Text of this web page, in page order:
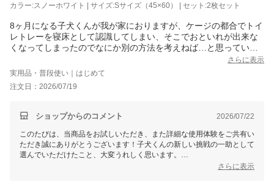
めてまいりますので、また必要な際にはぜひご利用ください。ありがと
うございました！
カラー:スノーホワイト | サイズ:Sサイズ（45×60） | セット:2枚セット
8ヶ月になる子犬くんが我が家におりますが、ケージの都合でトイ
レトレーを寝床として認識してしまい、そこでおといれが出来な
くなってしまったのでなにか別の方法を考えねば…と思っていた
時にこちらをみつけ、使ってみたいと思い2枚購入いたしました。
開封したところ、興味は示しましたがその場で噛みながらゴロゴ
ロする、という用途の違う楽しみ方をしてしまったので、トイレ
のタイミングでしたのでお外に連れていきトイレの姿勢になった
においをつけてみました。部屋に持ち帰りとりあえず部屋に敷い
てます。まだそこでトイレしよ…とはなっていないですが、夜ま
たは明日の朝にどうなるか楽しみです。上手くできるようになれ
ばラッキーですが、出来なくともカフェマットのような使い方も
出来ると思いましたのでドッグラン帰りの車内などにも使いたい
さらに表示
実用品・普段使い｜はじめて
注文日：2026/07/19
ショップからのコメント 2026/07/22
このたびは、当商品をお試しいただき、また詳細な使用体験をご共有い
ただき誠にありがとうございます！子犬くんの新しい挑戦の一助として
選んでいただけたこと、大変うれしく思います。
さらに表示